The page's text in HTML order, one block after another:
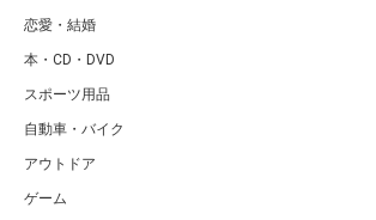
恋愛・結婚
本・CD・DVD
スポーツ用品
自動車・バイク
アウトドア
ゲーム